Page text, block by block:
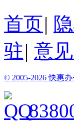
首页|
驻| 意
© 2005-2026 快惠